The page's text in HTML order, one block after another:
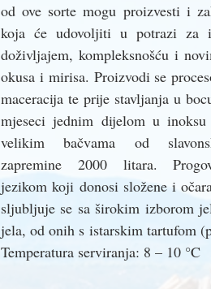
od ove sorte mogu proizvesti i
koja će udovoljiti u potrazi za
doživljajem, kompleksnošću i
okusa i mirisa. Proizvodi se
maceracija te prije stavljanja u
mjeseci jednim dijelom u
velikim bačvama od
zapremine 2000 litara.
jezikom koji donosi složene i
sljubljuje se sa širokim izborom
jela, od onih s istarskim tartufom
Temperatura serviranja: 8 – 10 °C